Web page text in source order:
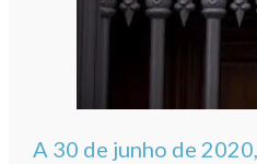
A 30 de junho de